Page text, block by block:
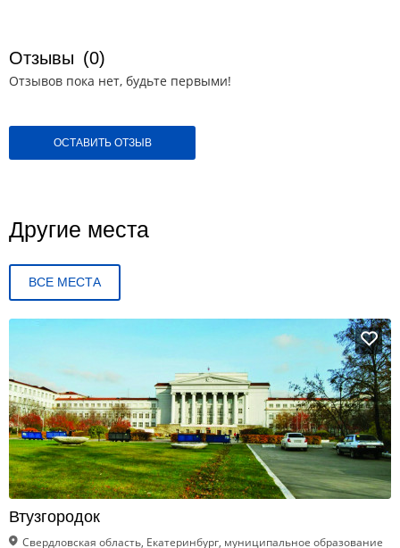
Отзывы (0)
Отзывов пока нет, будьте первыми!
ОСТАВИТЬ ОТЗЫВ
Другие места
ВСЕ МЕСТА
Втузгородок
Свердловская область, Екатеринбург, муниципальное образование